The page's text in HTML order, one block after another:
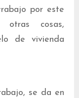
por este
otras cosas,
de vivienda
se da en